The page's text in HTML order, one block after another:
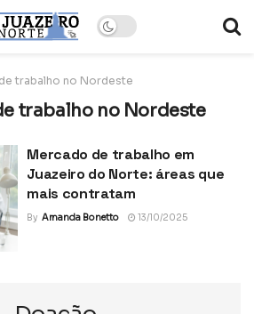
trabalho no Nordeste
trabalho no Nordeste
Mercado de trabalho em
Juazeiro do Norte: áreas que
mais contratam
By Amanda Bonetto 13/10/2025